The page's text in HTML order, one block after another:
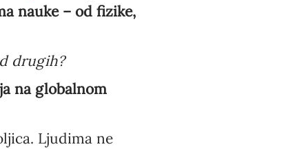
nauke – od fizike,
drugih?
na globalnom
Ljudima ne